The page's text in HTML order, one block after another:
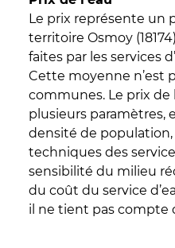
Le prix représente un
territoire Osmoy
faites par les services
Cette moyenne n’est
communes. Le prix de
plusieurs paramètres,
densité de population,
techniques des
sensibilité du milieu
du coût du service
il ne tient pas compte